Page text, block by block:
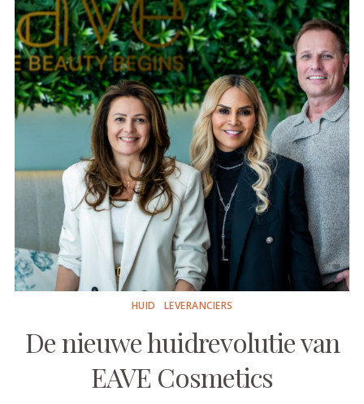
HUID LEVERANCIERS
De nieuwe huidrevolutie van
EAVE Cosmetics